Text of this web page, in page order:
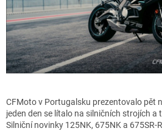
CFMoto v Portugalsku prezentovalo pět
jeden den se lítalo na silničních strojích a
Silniční novinky 125NK, 675NK a 675SR-